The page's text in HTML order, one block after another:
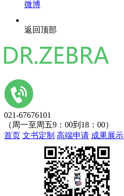
微博
返回顶部
021-67676101
（周一至周五9：00到18：00）
首页 文书定制 高端申请 成果展示